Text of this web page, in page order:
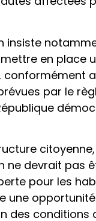
insiste
en place
conformément
par le
ne devrait pas
pour les
une opportunité
des conditions